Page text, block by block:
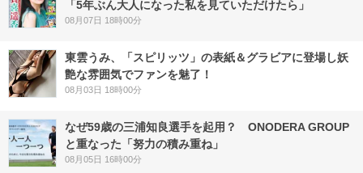
「5年ぶん大人になった私を見ていただけたら」
08月07日 18時00分
東雲うみ、「スピリッツ」の表紙＆グラビアに登場し妖
艶な雰囲気でファンを魅了！
08月03日 18時00分
なぜ59歳の三浦知良選手を起用？ ONODERA GROUP
と重なった「努力の積み重ね」
08月05日 16時00分